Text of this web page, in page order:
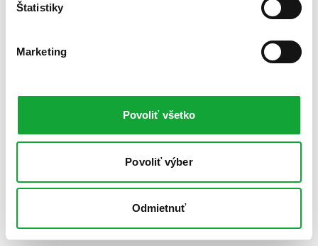
Štatistiky
Marketing
Povoliť všetko
Povoliť výber
Odmietnuť